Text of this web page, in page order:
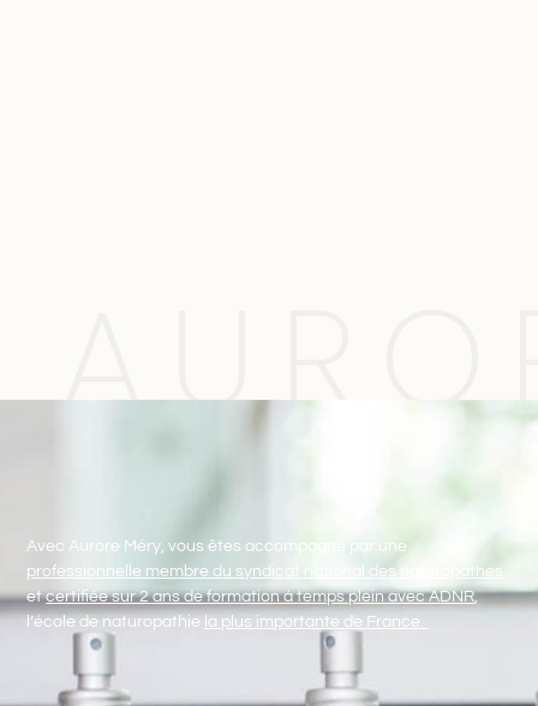
Avec Aurore Méry, vous êtes accompagné par une
professionnelle membre du syndicat national des naturopathes
etcertifiée sur 2 ans de formation à temps plein avec ADNR,
l’école de naturopathie la plus importante de France.